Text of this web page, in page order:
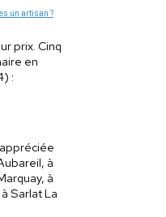
un artisan ?
prix. Cinq
en
:
à
à
Sarlat La